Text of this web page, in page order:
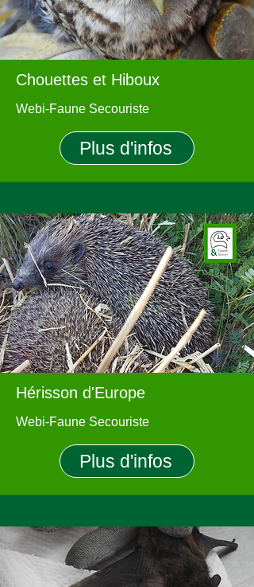
Chouettes et Hiboux
Webi-Faune Secouriste
Plus d'infos
Hérisson d'Europe
Webi-Faune Secouriste
Plus d'infos